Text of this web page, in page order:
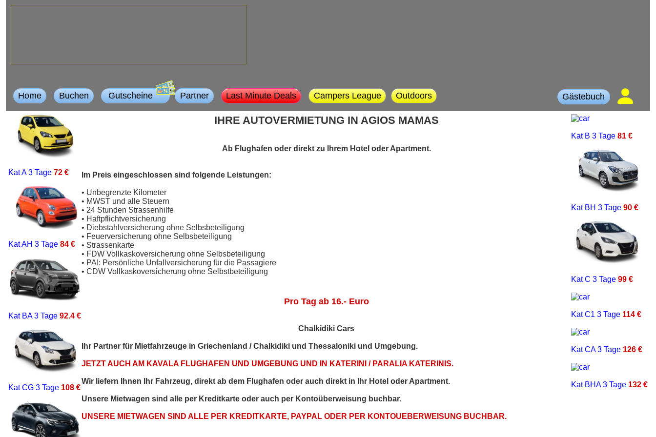
Home Buchen Gutscheine Partner Last Minute Deals Campers League Outdoors Gästebuch
Kat A3 Tage 72 €
Kat AH 3 Tage 84 €
Kat BA3 Tage 92.4 €
Kat CG 3 Tage 108 €
IHRE AUTOVERMIETUNG IN AGIOS MAMAS
Ab Flughafen oder direkt zu Ihrem Hotel oder Apartment.
Im Preis eingeschlossen sind folgende Leistungen:
• Unbegrenzte Kilometer
• MWST und alle Steuern
• 24 Stunden Strassenhilfe
• Haftpflichtversicherung
• Diebstahlversicherung ohne Selbsbeteiligung
• Feuerversicherung ohne Selbsbeteiligung
• Strassenkarte
• FDW Vollkaskoversicherung ohne Selbsbeteiligung
• PAI: Persönliche Unfallversicherung für die Passagiere
• CDW Vollkaskoversicherung ohne Selbstbeteiligung
Pro Tag ab 16.- Euro
Chalkidiki Cars
Ihr Partner für Mietfahrzeuge in Griechenland / Chalkidiki und Thessaloniki und Umgebung.
JETZT AUCH AM KAVALA FLUGHAFEN UND UMGEBUNG UND IN KATERINI / PARALIA KATERINIS.
Wir liefern Ihnen Ihr Fahrzeug, direkt ab dem Flughafen oder auch direkt in Ihr Hotel oder Apartment.
Unsere Mietwagen sind alle per Kreditkarte oder auch per Kontoüberweisung buchbar.
UNSERE MIETWAGEN SIND ALLE PER KREDITKARTE, PAYPAL ODER PER KONTOUEBERWEISUNG BUCHBAR.
Kat B 3 Tage 81 €
Kat BH 3 Tage 90 €
Kat C 3 Tage 99 €
Kat C1 3 Tage 114 €
Kat CA3 Tage 126 €
Kat BHA3 Tage 132 €